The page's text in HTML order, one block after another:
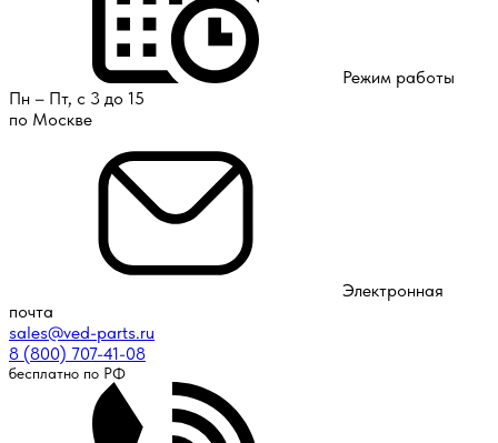
Режим работы
Пн – Пт, с 3 до 15
по Москве
Электронная
почта
sales@ved-parts.ru
8 (800) 707-41-08
бесплатно по РФ